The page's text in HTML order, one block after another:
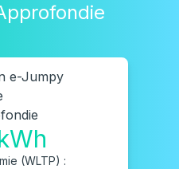
e-Jumpy
(WLTP) :